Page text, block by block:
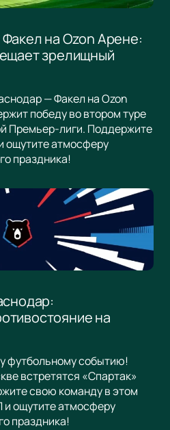
на Ozon Арене:
зрелищный
— Факел на Ozon
победу во втором туре
Премьер-лиги. Поддержите
ощутите атмосферу
праздника!
на
футбольному событию!
встретятся «Спартак»
свою команду в этом
ощутите атмосферу
праздника!